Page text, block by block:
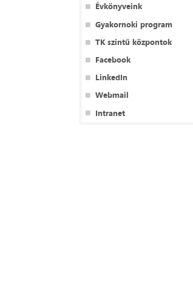
Évkönyveink
Gyakornoki program
TK szintű központok
Facebook
LinkedIn
Webmail
Intranet